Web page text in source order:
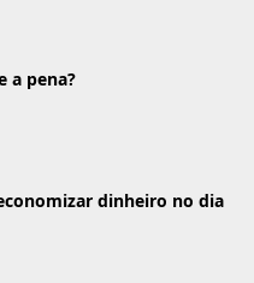
a pena?
dinheiro no dia